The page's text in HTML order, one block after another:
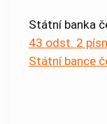
Státní banka
43 odst. 2
Státní bance